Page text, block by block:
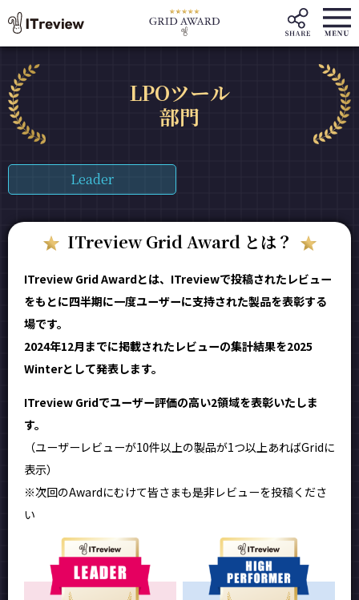
LPOツール
部門
Leader
ITreview Grid Award とは？
ITreview Grid Awardとは、ITreviewで投稿されたレビュー
をもとに四半期に一度ユーザーに支持された製品を表彰する
場です。
2024年12月までに掲載されたレビューの集計結果を2025
Winterとして発表します。
ITreview Gridでユーザー評価の高い2領域を表彰いたしま
す。
（ユーザーレビューが10件以上の製品が1つ以上あればGridに
表示）
※次回のAwardにむけて皆さまも是非レビューを投稿くださ
い